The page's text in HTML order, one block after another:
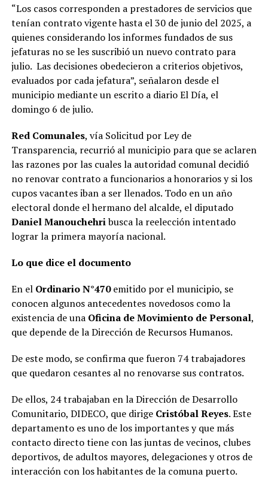
“Los casos corresponden a prestadores de servicios que
tenían contrato vigente hasta el 30 de junio del 2025, a
quienes considerando los informes fundados de sus
jefaturas no se les suscribió un nuevo contrato para
julio. Las decisiones obedecieron a criterios objetivos,
evaluados por cada jefatura”, señalaron desde el
municipio mediante un escrito a diario El Día, el
domingo 6 de julio.
Red Comunales, vía Solicitud por Ley de
Transparencia, recurrió al municipio para que se aclaren
las razones por las cuales la autoridad comunal decidió
no renovar contrato a funcionarios a honorarios y si los
cupos vacantes iban a ser llenados. Todo en un año
electoral donde el hermano del alcalde, el diputado
Daniel Manouchehribusca la reelección intentado
lograr la primera mayoría nacional.
Lo que dice el documento
En elOrdinario N°470emitido por el municipio, se
conocen algunos antecedentes novedosos como la
existencia de una Oficina de Movimiento de Personal,
que depende de la Dirección de Recursos Humanos.
De este modo, se confirma que fueron 74 trabajadores
que quedaron cesantes al no renovarse sus contratos.
De ellos, 24 trabajaban en la Dirección de Desarrollo
Comunitario, DIDECO, que dirige Cristóbal Reyes. Este
departamento es uno de los importantes y que más
contacto directo tiene con las juntas de vecinos, clubes
deportivos, de adultos mayores, delegaciones y otros de
interacción con los habitantes de la comuna puerto.